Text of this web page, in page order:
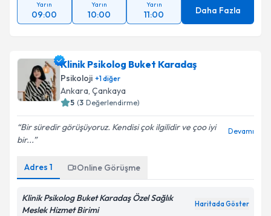
Yarın
09:00
Yarın
10:00
Yarın
11:00 Daha Fazla
Klinik Psikolog Buket Karadaş
Psikoloji +1diğer
Ankara, Çankaya
5 (3 Değerlendirme)
Bir süredir görüşüyoruz. Kendisi çok ilgilidir ve çoo iyi
bir...
Devamı
Adres 1 Online Görüşme
Klinik Psikolog Buket Karadaş Özel Sağlık
Meslek Hizmet Birimi
Haritada Göster